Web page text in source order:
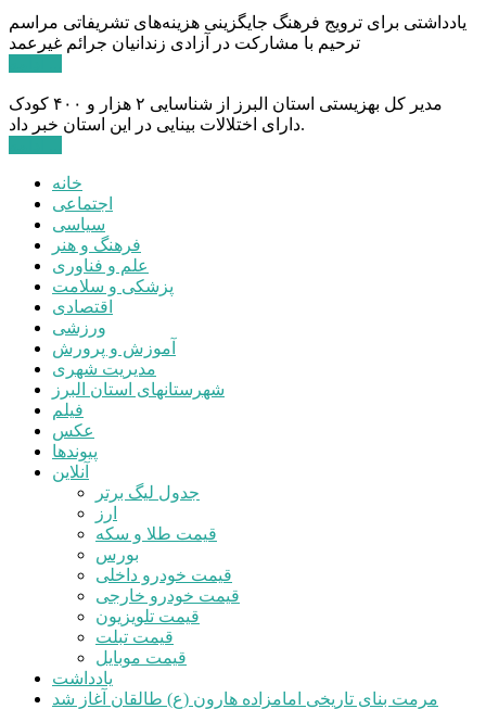
یادداشتی برای ترویج فرهنگ جایگزینی هزینه‌های تشریفاتی مراسم
ترحیم با مشارکت در آزادی زندانیان جرائم غیرعمد
مدیر کل بهزیستی استان البرز از شناسایی ۲ هزار و ۴۰۰ کودک
دارای اختلالات بینایی در این استان خبر داد.
خانه
اجتماعی
سیاسی
فرهنگ و هنر
علم و فناوری
پزشکی و سلامت
اقتصادی
ورزشی
آموزش و پرورش
مدیریت شهری
شهرستانهای استان البرز
فیلم
عکس
پیوندها
آنلاین
جدول لیگ برتر
ارز
قیمت طلا و سکه
بورس
قیمت خودرو داخلی
قیمت خودرو خارجی
قیمت تلویزیون
قیمت تبلت
قیمت موبایل
یادداشت
مرمت بنای تاریخی امامزاده هارون (ع) طالقان آغاز شد